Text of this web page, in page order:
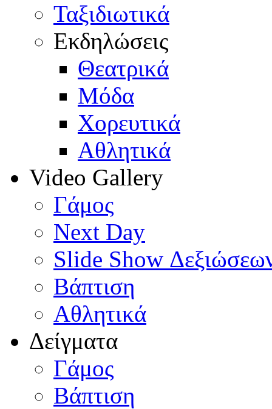
Ταξιδιωτικά
Εκδηλώσεις
Θεατρικά
Μόδα
Χορευτικά
Αθλητικά
Video Gallery
Γάμος
Next Day
Slide Show
Βάπτιση
Αθλητικά
Δείγματα
Γάμος
Βάπτιση